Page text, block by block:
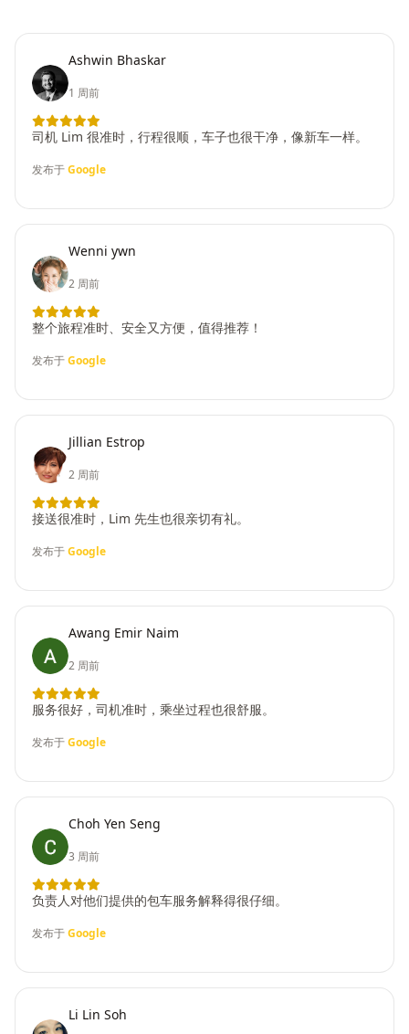
Ashwin Bhaskar
1 周前
司机 Lim 很准时，行程很顺，车子也很干净，像新车一样。
发布于Google
Wenni ywn
2 周前
整个旅程准时、安全又方便，值得推荐！
发布于Google
Jillian Estrop
2 周前
接送很准时，Lim 先生也很亲切有礼。
发布于Google
Awang Emir Naim
2 周前
服务很好，司机准时，乘坐过程也很舒服。
发布于Google
Choh Yen Seng
3 周前
负责人对他们提供的包车服务解释得很仔细。
发布于Google
Li Lin Soh